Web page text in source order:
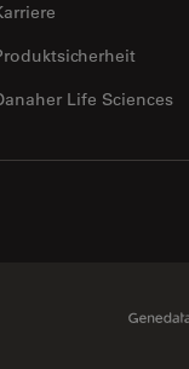
Life Sciences